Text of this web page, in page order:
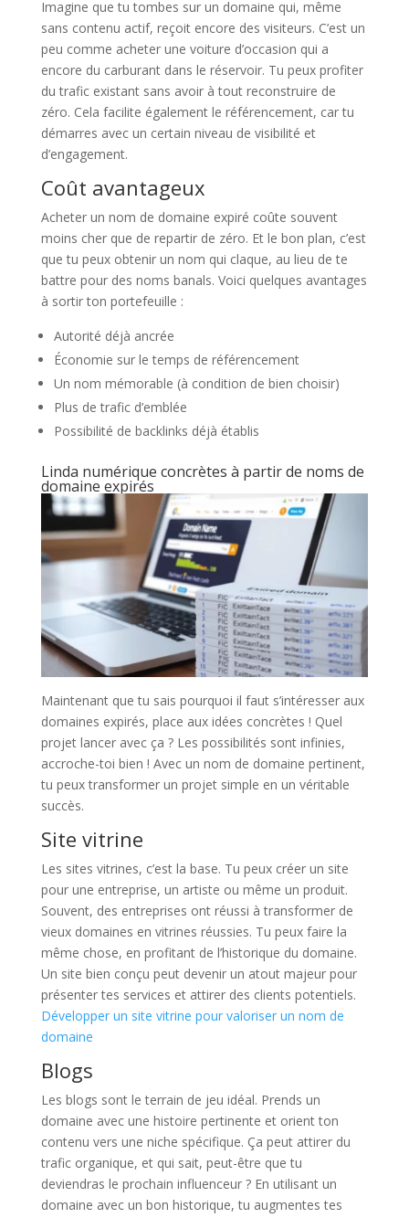
Imagine que tu tombes sur un domaine qui, même
sans contenu actif, reçoit encore des visiteurs. C’est un
peu comme acheter une voiture d’occasion qui a
encore du carburant dans le réservoir. Tu peux profiter
du trafic existant sans avoir à tout reconstruire de
zéro. Cela facilite également le référencement, car tu
démarres avec un certain niveau de visibilité et
d’engagement.
Coût avantageux
Acheter un nom de domaine expiré coûte souvent
moins cher que de repartir de zéro. Et le bon plan, c’est
que tu peux obtenir un nom qui claque, au lieu de te
battre pour des noms banals. Voici quelques avantages
à sortir ton portefeuille :
Autorité déjà ancrée
Économie sur le temps de référencement
Un nom mémorable (à condition de bien choisir)
Plus de trafic d’emblée
Possibilité de backlinks déjà établis
Linda numérique concrètes à partir de noms de
domaine expirés
Maintenant que tu sais pourquoi il faut s’intéresser aux
domaines expirés, place aux idées concrètes ! Quel
projet lancer avec ça ? Les possibilités sont infinies,
accroche-toi bien ! Avec un nom de domaine pertinent,
tu peux transformer un projet simple en un véritable
succès.
Site vitrine
Les sites vitrines, c’est la base. Tu peux créer un site
pour une entreprise, un artiste ou même un produit.
Souvent, des entreprises ont réussi à transformer de
vieux domaines en vitrines réussies. Tu peux faire la
même chose, en profitant de l’historique du domaine.
Un site bien conçu peut devenir un atout majeur pour
présenter tes services et attirer des clients potentiels.
Développer un site vitrine pour valoriser un nom de
domaine
Blogs
Les blogs sont le terrain de jeu idéal. Prends un
domaine avec une histoire pertinente et orient ton
contenu vers une niche spécifique. Ça peut attirer du
trafic organique, et qui sait, peut-être que tu
deviendras le prochain influenceur ? En utilisant un
domaine avec un bon historique, tu augmentes tes